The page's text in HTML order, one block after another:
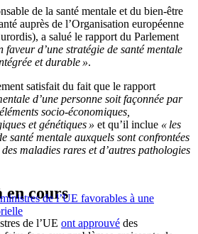
de la santé mentale et du bien-être
auprès de l’Organisation européenne
a salué le rapport du Parlement
faveur d’une stratégie de santé mentale
et durable ».
satisfait du fait que le rapport
d’une personne soit façonnée par
socio-économiques,
et génétiques » et qu’il inclue « les
santé mentale auxquels sont confrontées
maladies rares et d’autres pathologies
de l’UE favorables à une
en cours
de l’UE ont approuvé des